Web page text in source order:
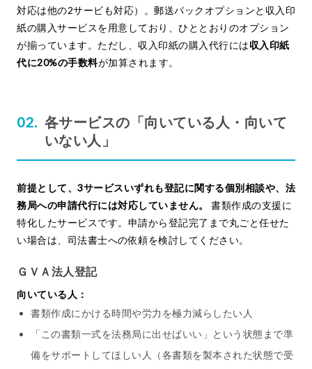
対応は他の2サービも対応）。郵送パックオプションと収入印
紙の購入サービスを用意しており、ひととおりのオプション
が揃っています。ただし、収入印紙の購入代行には収入印紙
代に20%の手数料が加算されます。
各サービスの「向いている人・向いて
いない人」
前提として、3サービスいずれも登記に関する個別相談や、法
務局への申請代行には対応していません。
書類作成の支援に
特化したサービスです。申請から登記完了まで丸ごと任せた
い場合は、司法書士への依頼を検討してください。
ＧＶＡ法人登記
向いている人：
書類作成にかける時間や労力を極力減らしたい人
「この書類一式を法務局に出せばいい」という状態まで準
備をサポートしてほしい人（各書類を製本された状態で受